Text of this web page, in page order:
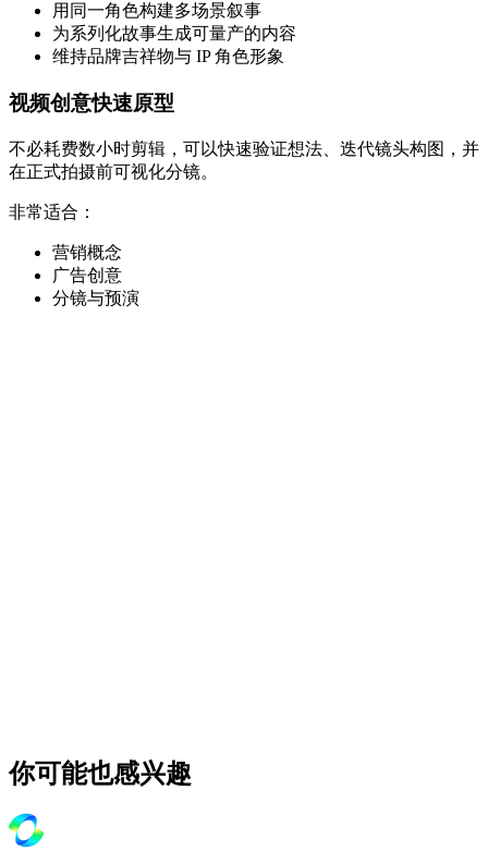
用同一角色构建多场景叙事
为系列化故事生成可量产的内容
维持品牌吉祥物与 IP 角色形象
视频创意快速原型
不必耗费数小时剪辑，可以快速验证想法、迭代镜头构图，并
在正式拍摄前可视化分镜。
非常适合：
营销概念
广告创意
分镜与预演
你可能也感兴趣